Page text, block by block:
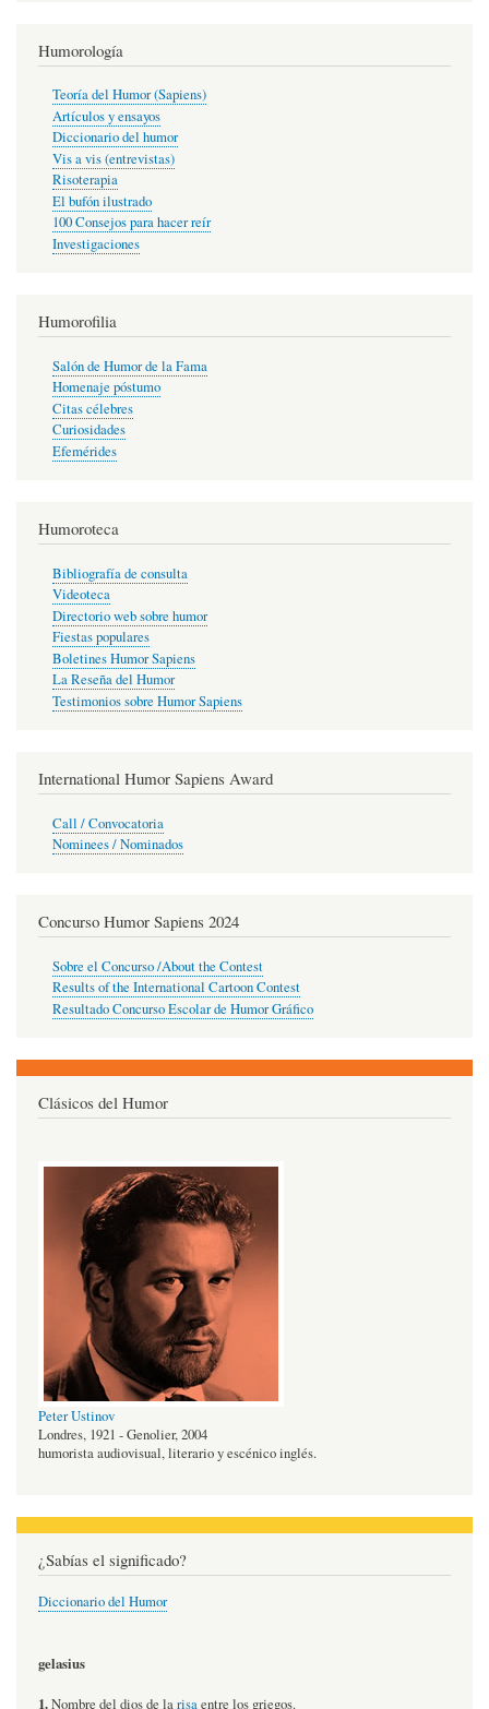
Humorología
Teoría del Humor (Sapiens)
Artículos y ensayos
Diccionario del humor
Vis a vis (entrevistas)
Risoterapia
El bufón ilustrado
100 Consejos para hacer reír
Investigaciones
Humorofilia
Salón de Humor de la Fama
Homenaje póstumo
Citas célebres
Curiosidades
Efemérides
Humoroteca
Bibliografía de consulta
Videoteca
Directorio web sobre humor
Fiestas populares
Boletines Humor Sapiens
La Reseña del Humor
Testimonios sobre Humor Sapiens
International Humor Sapiens Award
Call / Convocatoria
Nominees / Nominados
Concurso Humor Sapiens 2024
Sobre el Concurso /About the Contest
Results of the International Cartoon Contest
Resultado Concurso Escolar de Humor Gráfico
Clásicos del Humor
Peter Ustinov
Londres, 1921 - Genolier, 2004
humorista audiovisual, literario y escénico inglés.
¿Sabías el significado?
Diccionario del Humor
gelasius
1.Nombre del dios de larisaentre los griegos.